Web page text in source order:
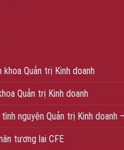
Quản trị Kinh doanh
Quản trị Kinh doanh
nguyện Quản trị Kinh doanh
tương lai CFE